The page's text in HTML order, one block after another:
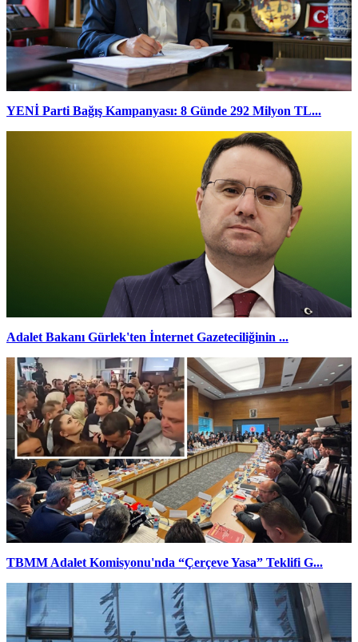
YENİ Parti Bağış Kampanyası: 8 Günde 292 Milyon TL...
Adalet Bakanı Gürlek'ten İnternet Gazeteciliğinin ...
TBMM Adalet Komisyonu'nda “Çerçeve Yasa” Teklifi G...